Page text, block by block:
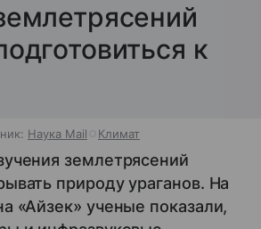
к
Наука Mail Климат
землетрясений
природу ураганов. На
«Айзек» ученые показали,